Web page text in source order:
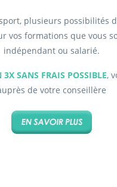
plusieurs possibilités
vos formations que vous
indépendant ou salarié.
SANS FRAIS POSSIBLE,
de votre conseillère